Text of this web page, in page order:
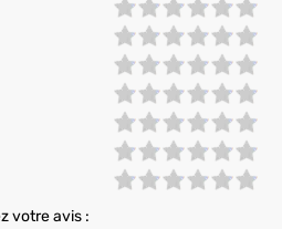
votre avis :